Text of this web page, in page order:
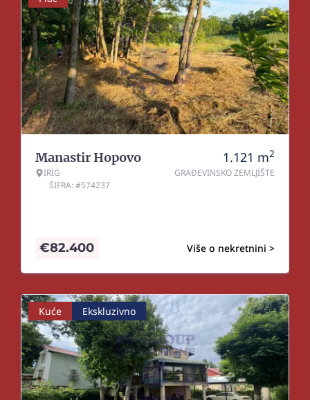
Manastir Hopovo
IRIG
ŠIFRA: #574237
1.121 m2
GRAĐEVINSKO ZEMLJIŠTE
Više o nekretnini >
€82.400
Kuće Ekskluzivno